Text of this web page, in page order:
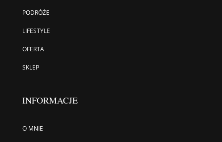
PODRÓŻE
LIFESTYLE
OFERTA
SKLEP
INFORMACJE
O MNIE